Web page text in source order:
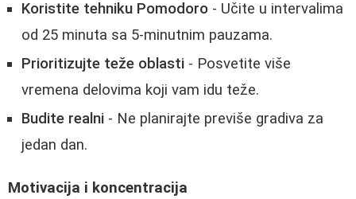
Koristite tehniku Pomodoro - Učite u intervalima
od 25 minuta sa 5-minutnim pauzama.
Prioritizujte teže oblasti - Posvetite više
vremena delovima koji vam idu teže.
Budite realni - Ne planirajte previše gradiva za
jedan dan.
Motivacija i koncentracija